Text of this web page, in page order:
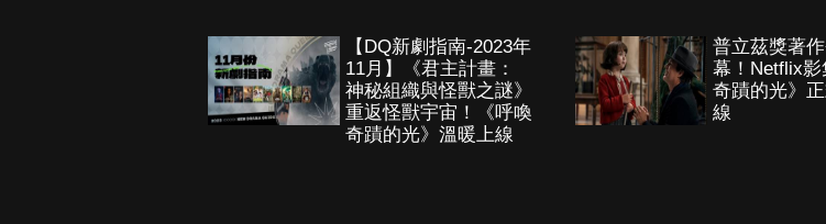
【DQ新劇指南-2023年
11月】《君主計畫：
神秘組織與怪獸之謎》
重返怪獸宇宙！《呼喚
奇蹟的光》溫暖上線
普立茲獎著
幕！Netflix影
奇蹟的光》
線